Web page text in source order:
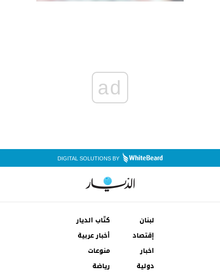
ad
DIGITAL SOLUTIONS BY
لبنان
كتّاب الديار
إقتصاد
أخبار عربية
اخبار
دولية
منوعات
رياضة